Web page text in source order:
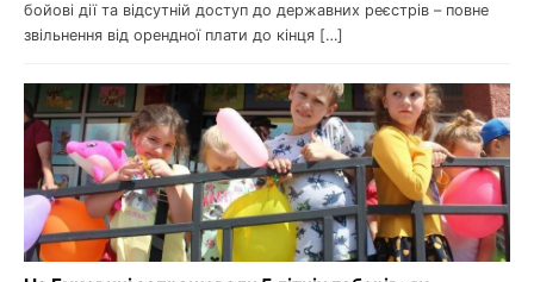
бойові дії та відсутній доступ до державних реєстрів – повне
звільнення від орендної плати до кінця […]